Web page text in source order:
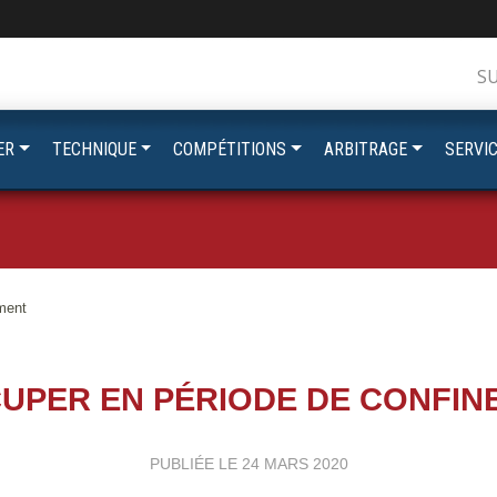
EN PÉRIODE DE
PUBLIÉE LE 24 MARS 2020
TECHNIQUE COMPÉTITIONS ARBITRAGE